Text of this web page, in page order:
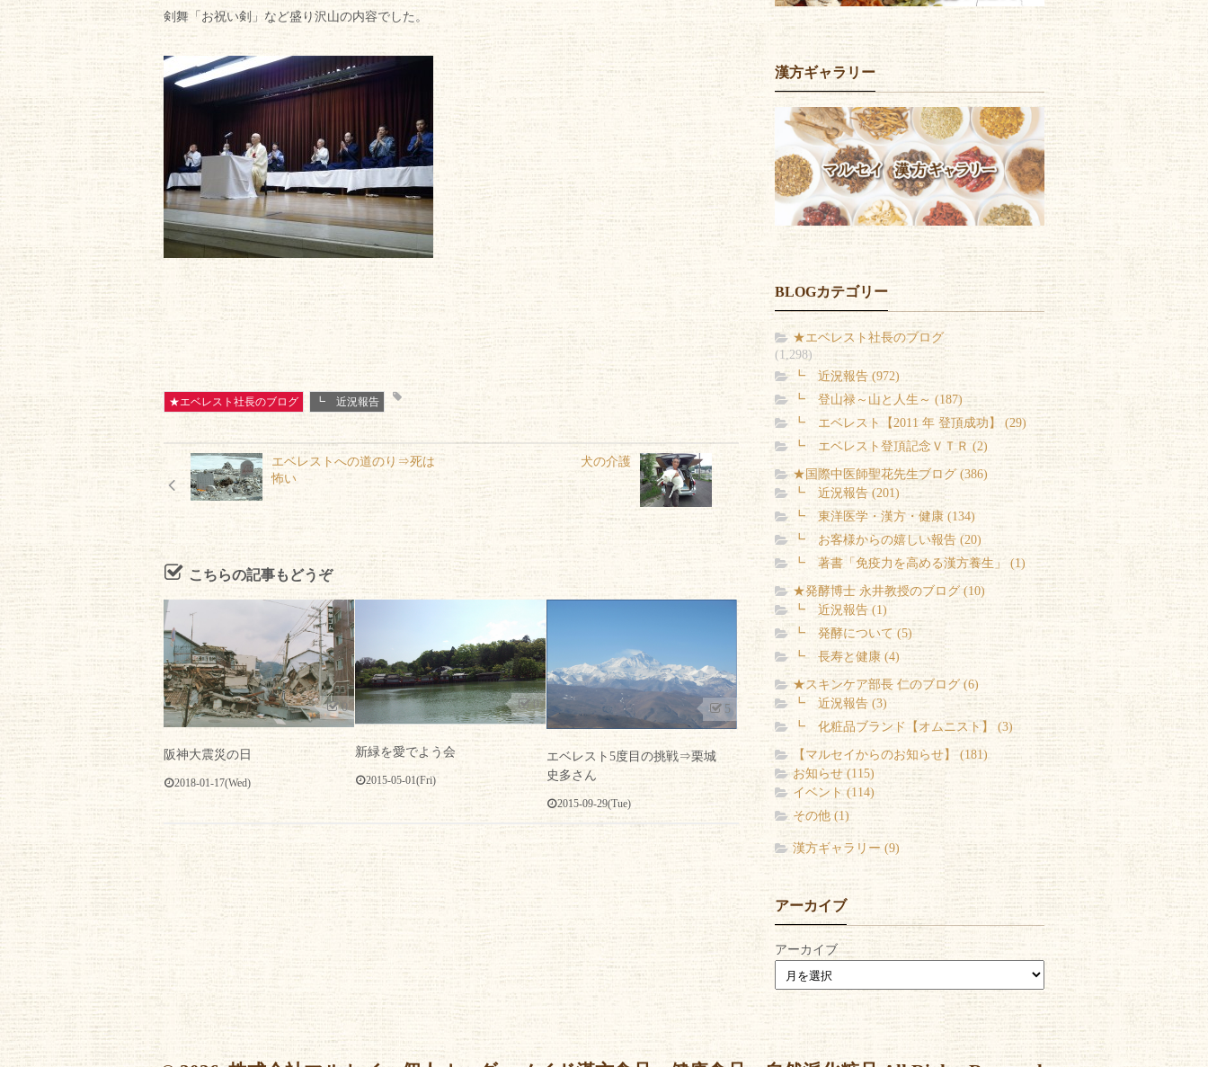
剣舞「お祝い剣」など盛り沢山の内容でした。
★エベレスト社長のブログ ┗ 近況報告
エベレストへの道のり⇒死は
怖い
犬の介護
こちらの記事もどうぞ
0
阪神大震災の日
2018-01-17(Wed)
0
新緑を愛でよう会
2015-05-01(Fri)
5
エベレスト5度目の挑戦⇒栗城
史多さん
2015-09-29(Tue)
漢方ギャラリー
BLOGカテゴリー
★エベレスト社長のブログ
(1,298)
┗ 近況報告 (972)
┗ 登山禄～山と人生～ (187)
┗ エベレスト【2011 年 登頂成功】 (29)
┗ エベレスト登頂記念ＶＴＲ (2)
★国際中医師聖花先生ブログ (386)
┗ 近況報告 (201)
┗ 東洋医学・漢方・健康 (134)
┗ お客様からの嬉しい報告 (20)
┗ 著書「免疫力を高める漢方養生」 (1)
★発酵博士 永井教授のブログ (10)
┗ 近況報告 (1)
┗ 発酵について (5)
┗ 長寿と健康 (4)
★スキンケア部長 仁のブログ (6)
┗ 近況報告 (3)
┗ 化粧品ブランド【オムニスト】 (3)
【マルセイからのお知らせ】 (181)
お知らせ (115)
イベント (114)
その他 (1)
漢方ギャラリー (9)
アーカイブ
アーカイブ